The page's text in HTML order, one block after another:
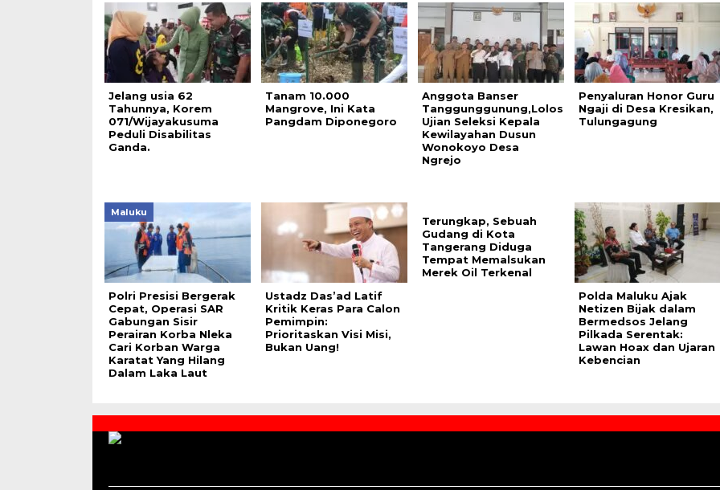
Jelang usia 62
Tahunnya, Korem
071/Wijayakusuma
Peduli Disabilitas
Ganda.
Tanam 10.000
Mangrove, Ini Kata
Pangdam Diponegoro
Anggota Banser
Tanggunggunung,Lolos
Ujian Seleksi Kepala
Kewilayahan Dusun
Wonokoyo Desa
Ngrejo
Penyaluran Honor Guru
Ngaji di Desa Kresikan,
Tulungagung
Maluku
Polri Presisi Bergerak
Cepat, Operasi SAR
Gabungan Sisir
Perairan Korba Nleka
Cari Korban Warga
Karatat Yang Hilang
Dalam Laka Laut
Ustadz Das’ad Latif
Kritik Keras Para Calon
Pemimpin:
Prioritaskan Visi Misi,
Bukan Uang!
Terungkap, Sebuah
Gudang di Kota
Tangerang Diduga
Tempat Memalsukan
Merek Oil Terkenal
Polda Maluku Ajak
Netizen Bijak dalam
Bermedsos Jelang
Pilkada Serentak:
Lawan Hoax dan Ujaran
Kebencian